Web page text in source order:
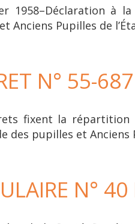
1958–Déclaration à
Anciens Pupilles de
N° 55-
fixent la répartition
des pupilles et
N°